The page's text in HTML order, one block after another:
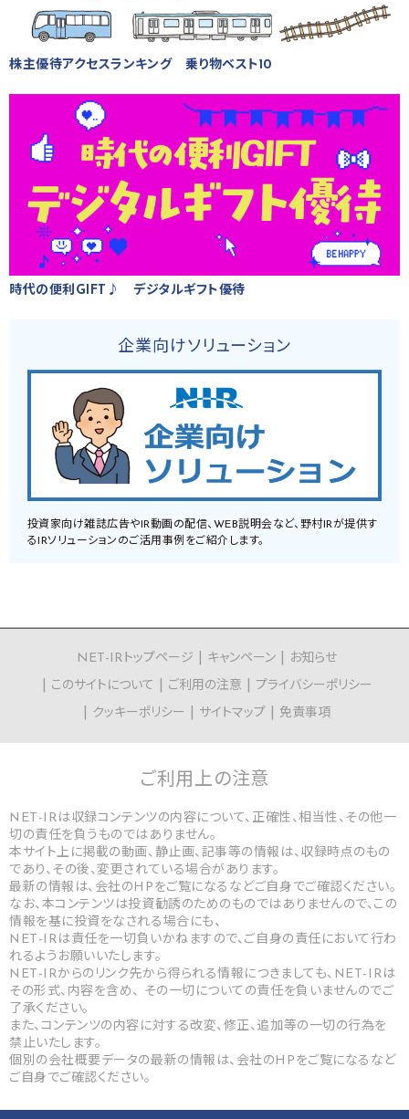
株主優待アクセスランキング 乗り物ベスト10
時代の便利GIFT♪ デジタルギフト優待
企業向けソリューション
投資家向け雑誌広告やIR動画の配信、WEB説明会など、野村IRが提供す
るIRソリューションのご活用事例をご紹介します。
NET-IRトップページ キャンペーン
お知らせ
このサイトについて
ご利用の注意
プライバシーポリシー
クッキーポリシー
サイトマップ 免責事項
ご利用上の注意
NET-IRは収録コンテンツの内容について、正確性、相当性、その他一
切の責任を負うものではありません。
本サイト上に掲載の動画、静止画、記事等の情報は、収録時点のもの
であり、その後、変更されている場合があります。
最新の情報は、会社のHPをご覧になるなどご自身でご確認ください。
なお、本コンテンツは投資勧誘のためのものではありませんので、この
情報を基に投資をなされる場合にも、
NET-IRは責任を一切負いかねますので、ご自身の責任において行わ
れるようお願いいたします。
NET-IRからのリンク先から得られる情報につきましても、NET-IRは
その形式、内容を含め、 その一切についての責任を負いませんのでご
了承ください。
また、コンテンツの内容に対する改変、修正、追加等の一切の行為を
禁止いたします。
個別の会社概要データの最新の情報は、会社のHPをご覧になるなど
ご自身でご確認ください。